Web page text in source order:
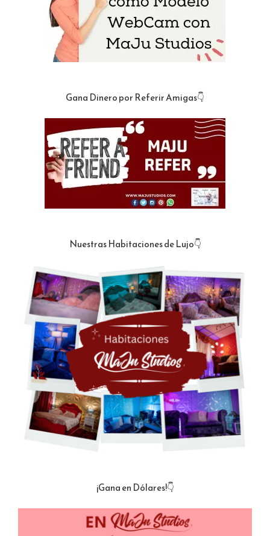
Gana Dinero por Referir Amigas👇
Nuestras Habitaciones de Lujo👇
¡Gana en Dólares!👇